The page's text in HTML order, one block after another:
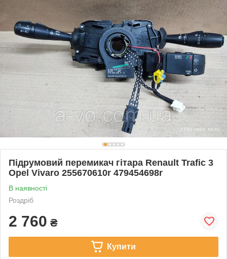
Підрумовий перемикач гітара Renault Trafic 3
Opel Vivaro 255670610r 479454698r
В наявності
Роздріб
2 760 ₴
Купити